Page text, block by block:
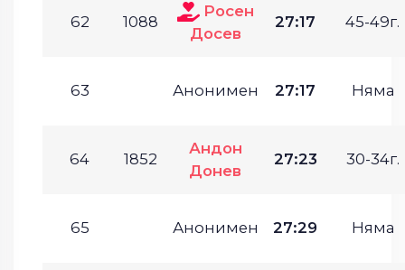
62 1088
Росен
Досев
27:17 45-49г.
63 Анонимен 27:17 Няма
64 1852
Андон
Донев
27:23 30-34г.
65 Анонимен 27:29 Няма